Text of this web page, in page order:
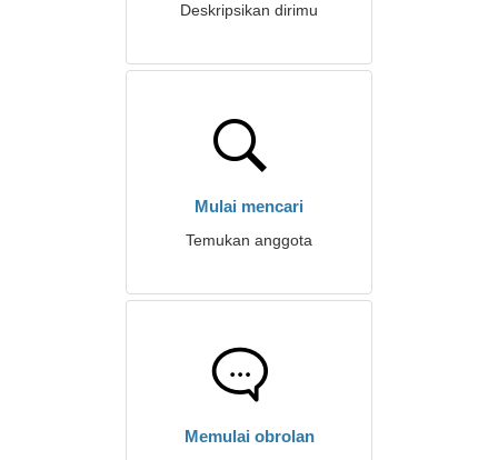
Deskripsikan dirimu
Mulai mencari
Temukan anggota
Memulai obrolan